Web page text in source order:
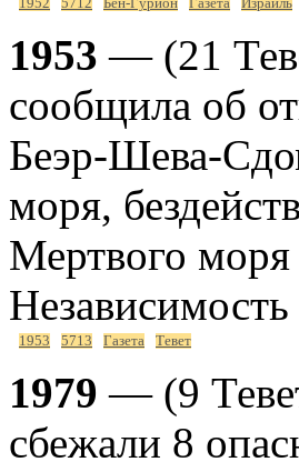
1953 — (21
сообщила об
Беэр-Шева-
моря,
Мертвого моря
Независимость
1953 5713 Газета Тевет
1979 — (9
сбежали 8